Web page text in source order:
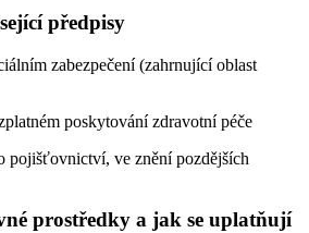
předpisy
zabezpečení (zahrnující oblast
poskytování zdravotní péče
pojišťovnictví, ve znění pozdějších
prostředky a jak se uplatňují